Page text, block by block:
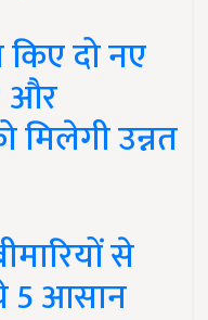
दो नए
और
मिलेगी उन्नत
से
5 आसान